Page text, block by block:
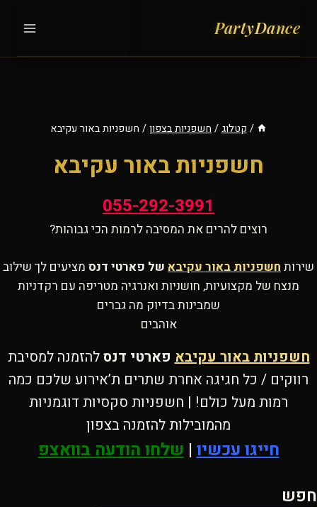
/ קטלוג / חשפניות בצפון / חשפניות באור עקיבא
חשפניות באור עקיבא
055-292-3991
רוצים להרים את המסיבה לרמות הכי גבוהות?
שירות חשפניות באור עקיבא של פארטי דנס מציעים לך שילוב
מנצח של מקצועיות, חושניות ואנרגיה מטריפה עם רקדניות
שמבינות בדיוק מה גברים
אוהבים
חשפניות באור עקיבא פארטי דנסלהזמנה למסיבת
רווקים / כל חגיגה אחרת שתרים ת’אירוע שלכם כמה
רמות מעל כולם! | חשפניות סקסיות דוגמניות
מהמובילות להזמנה בצפון
חייגו עכשיו | שלחו הודעה בוואצפ
חפש